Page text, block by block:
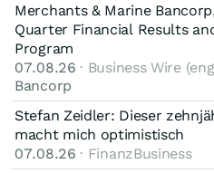
Merchants & Marine
Quarter Financial Results
Program
07.08.26 · Business Wire
Bancorp
Stefan Zeidler: Dieser
macht mich optimistisch
07.08.26 · FinanzBusiness